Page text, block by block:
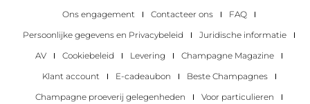
Ons engagement
Contacteer ons
FAQ
Persoonlijke gegevens en Privacybeleid
Juridische informatie
AV
Cookiebeleid Levering
Champagne Magazine
Klant account
E-cadeaubon
Beste Champagnes
Champagne proeverij gelegenheden
Voor particulieren